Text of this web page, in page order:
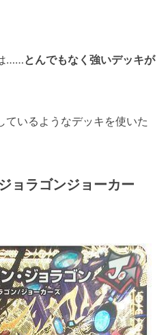
……とんでもなく強いデッキが
ているようなデッキを使いた
ョラゴンジョーカー